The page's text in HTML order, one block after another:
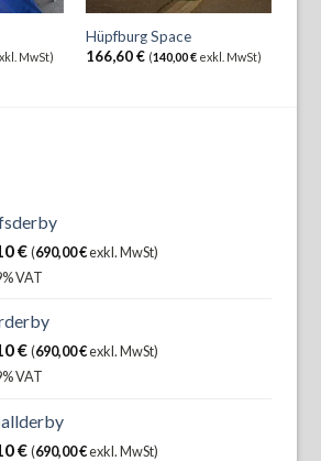
MwSt)
Hüpfburg Space
166,60€ (140,00€exkl. MwSt)
€ (690,00€exkl. MwSt)
VAT
€ (690,00€exkl. MwSt)
VAT
€ (690,00€exkl. MwSt)